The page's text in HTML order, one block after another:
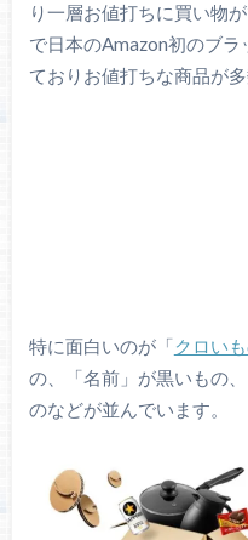
り一層お値打ちに買い物
で日本のAmazon初のブ
ておりお値打ちな商品が
特に面白いのが「クロい
の、「名前」が黒いもの
のなどが並んでいます。